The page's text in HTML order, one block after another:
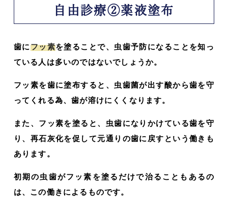
自由診療②薬液塗布
歯にフッ素を塗ることで、虫歯予防になることを知っ
ている人は多いのではないでしょうか。
フッ素を歯に塗布すると、虫歯菌が出す酸から歯を守
ってくれる為、歯が溶けにくくなります。
また、フッ素を塗ると、虫歯になりかけている歯を守
り、再石灰化を促して元通りの歯に戻すという働きも
あります。
初期の虫歯がフッ素を塗るだけで治ることもあるの
は、この働きによるものです。